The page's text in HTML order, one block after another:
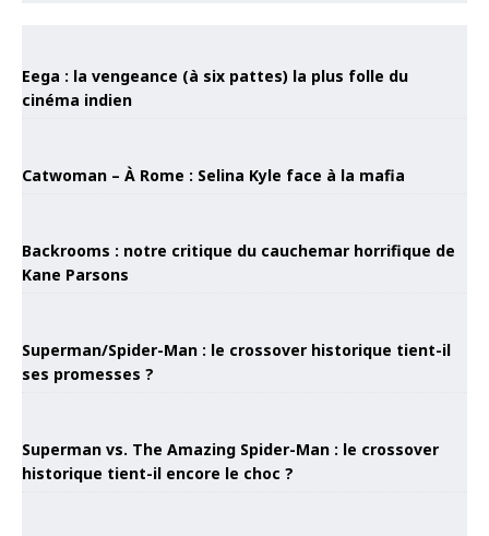
Eega : la vengeance (à six pattes) la plus folle du
cinéma indien
Catwoman – À Rome : Selina Kyle face à la mafia
Backrooms : notre critique du cauchemar horrifique de
Kane Parsons
Superman/Spider-Man : le crossover historique tient-il
ses promesses ?
Superman vs. The Amazing Spider-Man : le crossover
historique tient-il encore le choc ?